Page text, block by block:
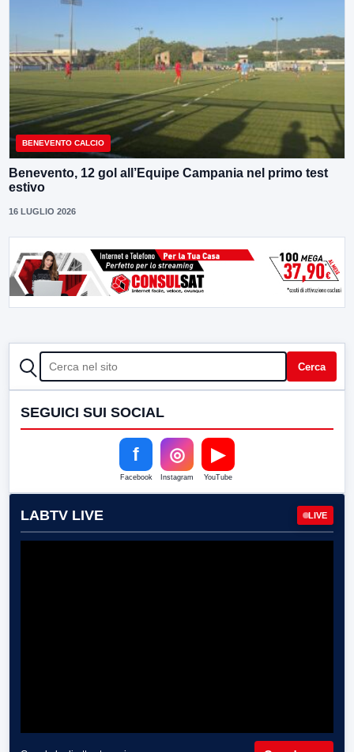
BENEVENTO CALCIO
Benevento, 12 gol all’Equipe Campania nel primo test
estivo
16 LUGLIO 2026
CERCA Cerca
SEGUICI SUI SOCIAL
f
Facebook
◎
Instagram
▶
YouTube
LABTV LIVE LIVE